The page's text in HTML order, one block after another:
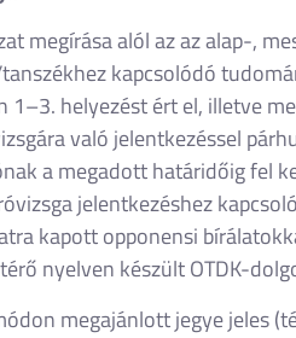
megírása alól az az alap-,
kapcsolódó
1–3. helyezést ért el, illetve
való jelentkezéssel
a megadott határidőig fel
jelentkezéshez
kapott opponensi
nyelven készült OTDK-
megajánlott jegye jeles